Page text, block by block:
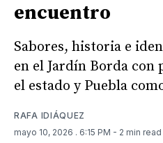
encuentro
Sabores, historia e
en el Jardín Borda
el estado y Puebla
RAFA IDIÁQUEZ
mayo 10, 2026 . 6:15 PM - 2 min read